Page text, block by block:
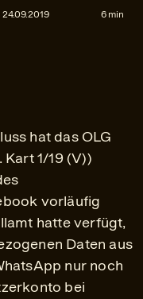
24.09.2019 6 min
hat das OLG
1/19 (V))
vorläufig
hatte verfügt,
Daten aus
nur noch
bei